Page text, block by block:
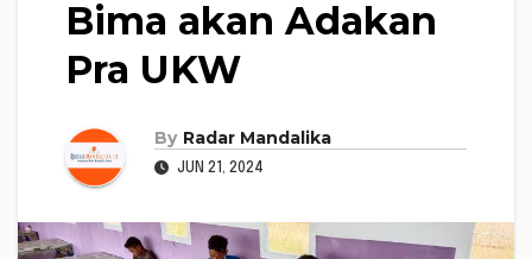
Bima akan Adakan
Pra UKW
By Radar Mandalika
JUN 21, 2024